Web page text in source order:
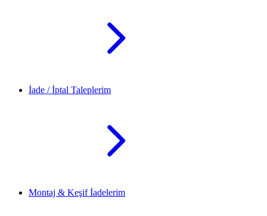
İade / İptal Taleplerim
Montaj & Keşif İadelerim